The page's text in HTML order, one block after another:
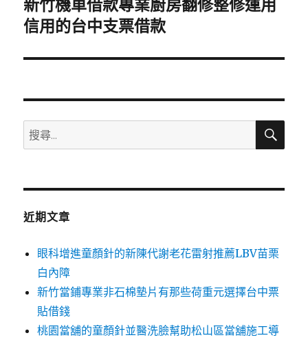
下
一
文
新竹機車借款專業廚房翻修整修運用
信用的台中支票借款
搜
尋
鍵
搜
近期文章
眼科增進童顏針的新陳代謝老花雷射推薦LBV苗栗
白內障
新竹當鋪專業非石棉墊片有那些荷重元選擇台中票
貼借錢
桃園當舖的童顏針並醫洗臉幫助松山區當舖施工導